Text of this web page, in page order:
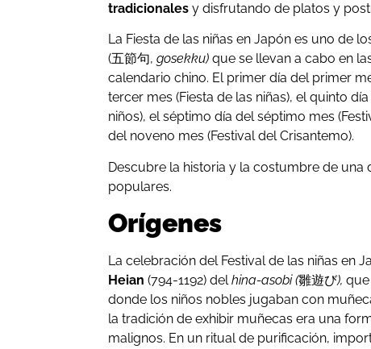
tradicionales y disfrutando de platos y
La Fiesta de las niñas en Japón es uno de
(五節句,gosekku) que se llevan a cabo en
calendario chino. El primer día del primer
tercer mes (Fiesta de las niñas), el quinto
niños), el séptimo día del séptimo mes
del noveno mes (Festival del Crisantemo).
Descubre la historia y la costumbre de una
populares.
Orígenes
La celebración del Festival de las niñas en
Heian (794-1192) delhina-asobi (雛遊び),
donde los niños nobles jugaban con
la tradición de exhibir muñecas era una
malignos. En un ritual de purificación,